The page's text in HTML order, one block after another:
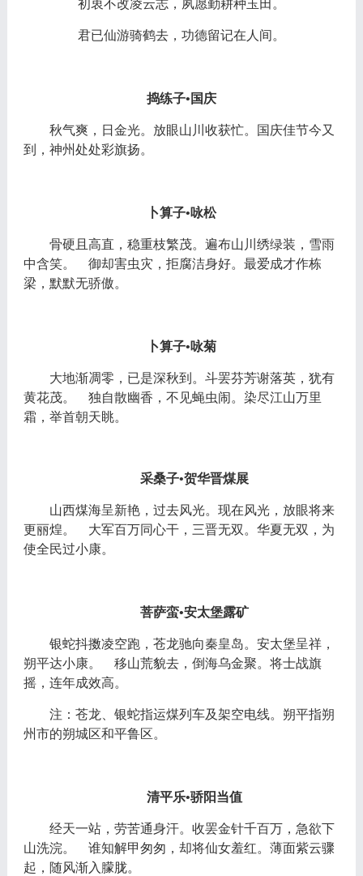
初衷不改凌云志，夙愿勤耕种玉田。
君已仙游骑鹤去，功德留记在人间。
捣练子•国庆
秋气爽，日金光。放眼山川收获忙。国庆佳节今又
到，神州处处彩旗扬。
卜算子•咏松
骨硬且高直，稳重枝繁茂。遍布山川绣绿装，雪雨
中含笑。
御却害虫灾，拒腐洁身好。最爱成才作栋
梁，默默无骄傲。
卜算子•咏菊
大地渐凋零，已是深秋到。斗罢芬芳谢落英，犹有
黄花茂。
独自散幽香，不见蝇虫闹。染尽江山万里
霜，举首朝天眺。
采桑子•贺华晋煤展
山西煤海呈新艳，过去风光。现在风光，放眼将来
更丽煌。
大军百万同心干，三晋无双。华夏无双，为
使全民过小康。
菩萨蛮•安太堡露矿
银蛇抖擞凌空跑，苍龙驰向秦皇岛。安太堡呈祥，
朔平达小康。
移山荒貌去，倒海乌金聚。将士战旗
摇，连年成效高。
注：苍龙、银蛇指运煤列车及架空电线。朔平指朔
州市的朔城区和平鲁区。
清平乐•骄阳当值
经天一站，劳苦通身汗。收罢金针千百万，急欲下
山洗浣。
谁知解甲匆匆，却将仙女羞红。薄面紫云骤
起，随风渐入朦胧。